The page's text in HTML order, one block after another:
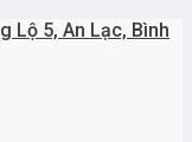
Lộ 5, An Lạc, Bình